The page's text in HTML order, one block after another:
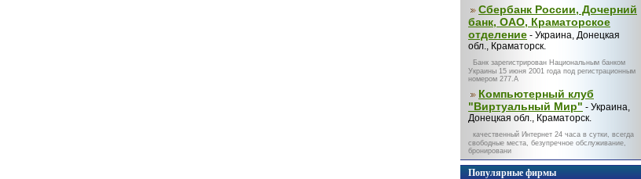
Сбербанк России, Дочерний
банк, ОАО, Краматорское
отделение - Украина, Донецкая
обл., Краматорск.
Банк зарегистрирован Национальным банком
Украины 15 июня 2001 года под регистрационным
номером 277.А
Компьютерный клуб
"Виртуальный Мир" - Украина,
Донецкая обл., Краматорск.
качественный Интернет 24 часа в сутки, всегда
свободные места, безупречное обслуживание,
бронировани
Популярные фирмы